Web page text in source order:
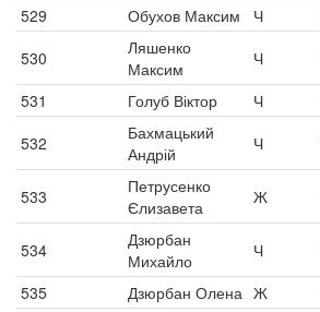
529
Обухов Максим Ч
530
Ляшенко
Максим
Ч
531
Голуб Віктор Ч
532
Бахмацький
Андрій
Ч
533
Петрусенко
Єлизавета
Ж
534
Дзюрбан
Михайло
Ч
535
Дзюрбан Олена Ж